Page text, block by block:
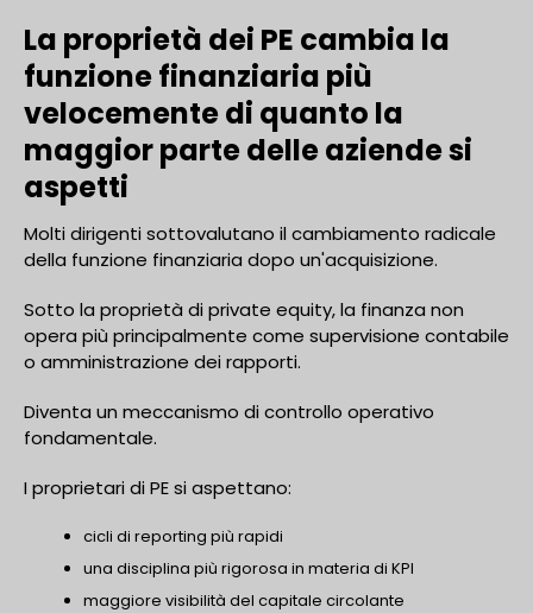
La proprietà dei PE cambia la
funzione finanziaria più
velocemente di quanto la
maggior parte delle aziende si
aspetti
Molti dirigenti sottovalutano il cambiamento radicale
della funzione finanziaria dopo un'acquisizione.
Sotto la proprietà di private equity, la finanza non
opera più principalmente come supervisione contabile
o amministrazione dei rapporti.
Diventa un meccanismo di controllo operativo
fondamentale.
I proprietari di PE si aspettano:
cicli di reporting più rapidi
una disciplina più rigorosa in materia di KPI
maggiore visibilità del capitale circolante